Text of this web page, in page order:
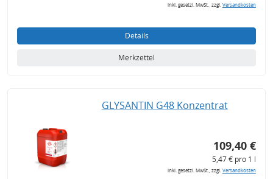
inkl. gesetzl. MwSt., zzgl.Versandkosten
Details
Merkzettel
GLYSANTIN G48 Konzentrat
109,40 €
5,47 € pro 1 l
inkl. gesetzl. MwSt., zzgl.Versandkosten